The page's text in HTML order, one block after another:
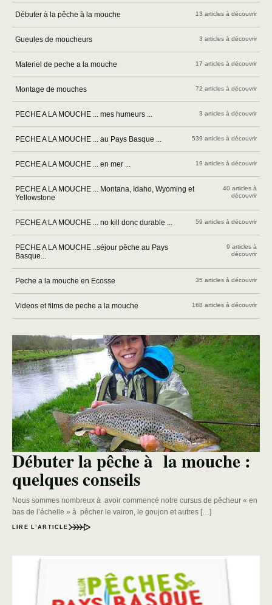
Débuter à la pêche à la mouche 13 articles à découvrir
Gueules de moucheurs 3 articles à découvrir
Materiel de peche a la mouche 17 articles à découvrir
Montage de mouches 72 articles à découvrir
PECHE A LA MOUCHE ... mes humeurs ... 3 articles à découvrir
PECHE A LA MOUCHE ... au Pays Basque ... 539 articles à découvrir
PECHE A LA MOUCHE ... en mer ... 19 articles à découvrir
PECHE A LA MOUCHE ... Montana, Idaho, Wyoming et
Yellowstone
40 articles à
découvrir
PECHE A LA MOUCHE ... no kill donc durable ... 59 articles à découvrir
PECHE A LA MOUCHE ..séjour pêche au Pays
Basque...
9 articles à
découvrir
Peche a la mouche en Ecosse 35 articles à découvrir
Videos et films de peche a la mouche 168 articles à découvrir
Débuter la pêche à la mouche :
quelques conseils
Nous sommes nombreux à avoir commencé notre cursus de pêcheur « en
bas de l’échelle » à pêcher le vairon, le goujon et autres […]
LIRE L’ARTICLE